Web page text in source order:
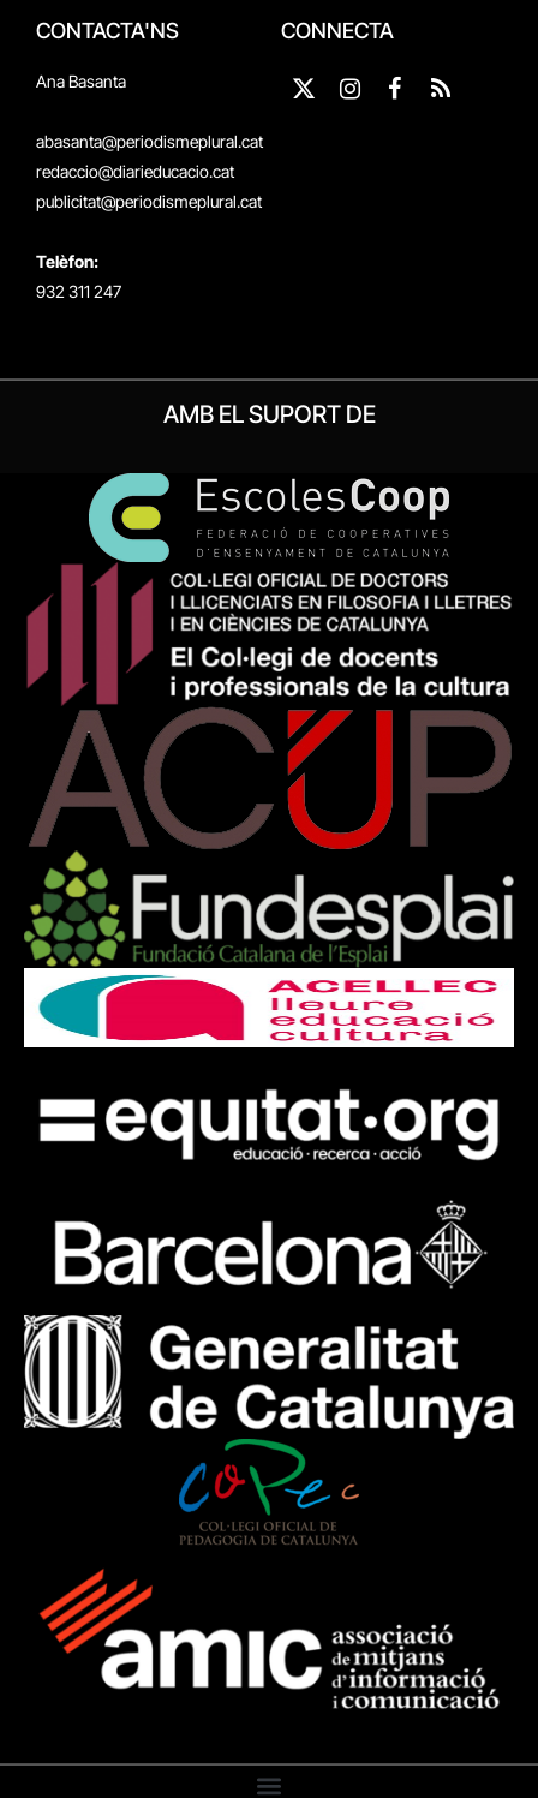
CONTACTA'NS
Ana Basanta
abasanta@periodismeplural.cat
redaccio@diarieducacio.cat
publicitat@periodismeplural.cat
Telèfon:
932 311 247
CONNECTA
X
Instagram
Facebook
RSS
AMB EL SUPORT DE